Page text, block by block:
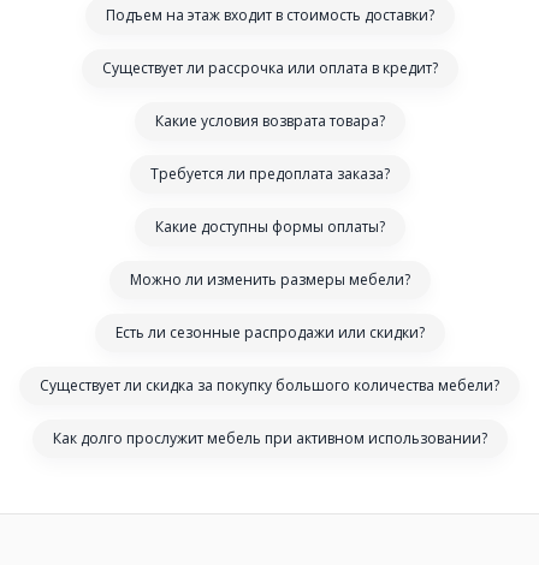
Подъем на этаж входит в стоимость доставки?
Существует ли рассрочка или оплата в кредит?
Какие условия возврата товара?
Требуется ли предоплата заказа?
Какие доступны формы оплаты?
Можно ли изменить размеры мебели?
Есть ли сезонные распродажи или скидки?
Существует ли скидка за покупку большого количества мебели?
Как долго прослужит мебель при активном использовании?